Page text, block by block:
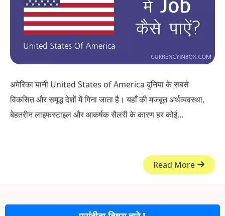
अमेरिका यानी United States of America दुनिया के सबसे
विकसित और समृद्ध देशों में गिना जाता है। यहाँ की मजबूत अर्थव्यवस्था,
बेहतरीन लाइफस्टाइल और आकर्षक सैलरी के कारण हर कोई...
Read More